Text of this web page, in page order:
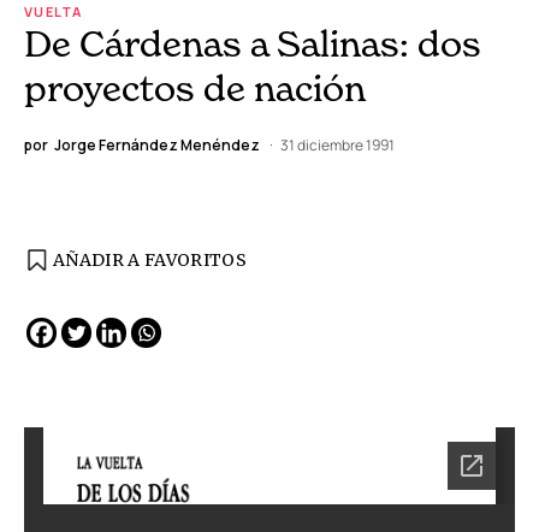
VUELTA
De Cárdenas a Salinas: dos
proyectos de nación
por Jorge Fernández Menéndez 31 diciembre 1991
AÑADIR A FAVORITOS